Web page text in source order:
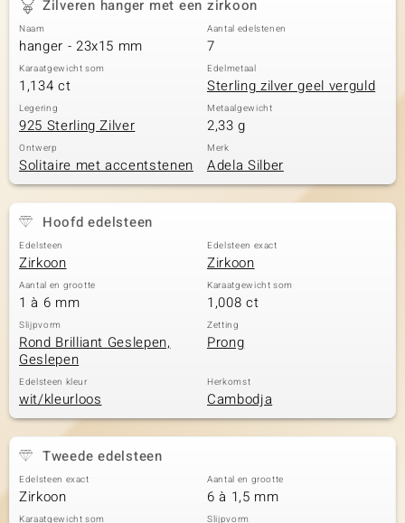
Zilveren hanger met een zirkoon
Naam
hanger - 23x15 mm
Aantal edelstenen
7
Karaatgewicht som
1,134 ct
Edelmetaal
Sterling zilver geel verguld
Legering
925 Sterling Zilver
Metaalgewicht
2,33 g
Ontwerp
Solitaire met accentstenen
Merk
Adela Silber
Hoofd edelsteen
Edelsteen
Zirkoon
Edelsteen exact
Zirkoon
Aantal en grootte
1 à 6 mm
Karaatgewicht som
1,008 ct
Slijpvorm
Rond Brilliant Geslepen,
Geslepen
Zetting
Prong
Edelsteen kleur
wit/kleurloos
Herkomst
Cambodja
Tweede edelsteen
Edelsteen exact
Zirkoon
Aantal en grootte
6 à 1,5 mm
Karaatgewicht som Slijpvorm